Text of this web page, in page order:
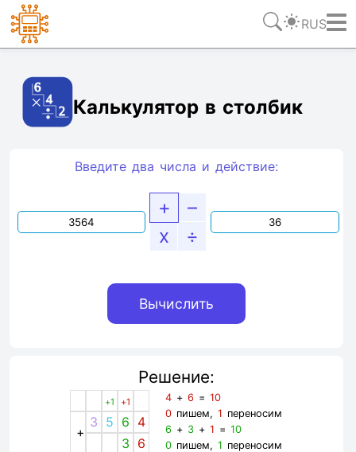
RUS
Калькулятор в столбик
Введите два числа и действие:
+
–
x
÷
Решение:
+1 +1
+
3 5 6 4
3 6
4 +6 =10
0 пишем,1 переносим
6 + 3 +1 =10
0 пишем,1 переносим